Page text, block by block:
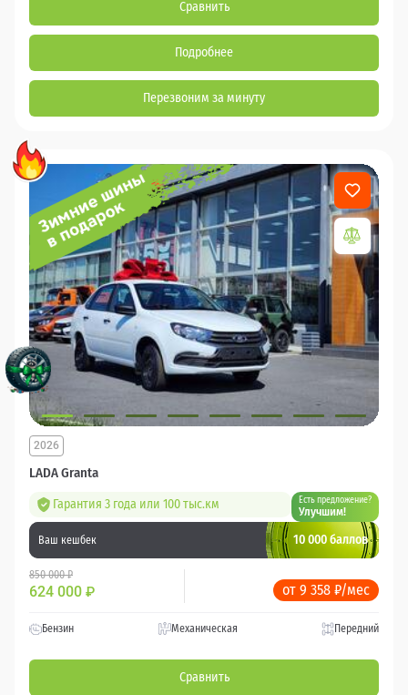
Сравнить
Подробнее
Перезвоним за минуту
LADA Granta
2026
Гарантия 3 года или 100 тыс.км Есть предложение?
Улучшим!
Ваш кешбек 10 000 баллов
850 000 ₽
624 000 ₽ от 9 358 ₽/мес
Бензин Механическая Передний
Сравнить